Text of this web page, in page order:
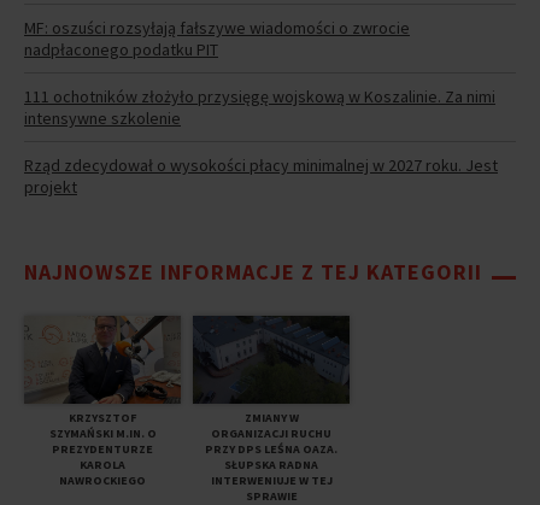
MF: oszuści rozsyłają fałszywe wiadomości o zwrocie
nadpłaconego podatku PIT
111 ochotników złożyło przysięgę wojskową w Koszalinie. Za nimi
intensywne szkolenie
Rząd zdecydował o wysokości płacy minimalnej w 2027 roku. Jest
projekt
NAJNOWSZE INFORMACJE Z TEJ KATEGORII
KRZYSZTOF
SZYMAŃSKI M.IN. O
PREZYDENTURZE
KAROLA
NAWROCKIEGO
ZMIANY W
ORGANIZACJI RUCHU
PRZY DPS LEŚNA OAZA.
SŁUPSKA RADNA
INTERWENIUJE W TEJ
SPRAWIE